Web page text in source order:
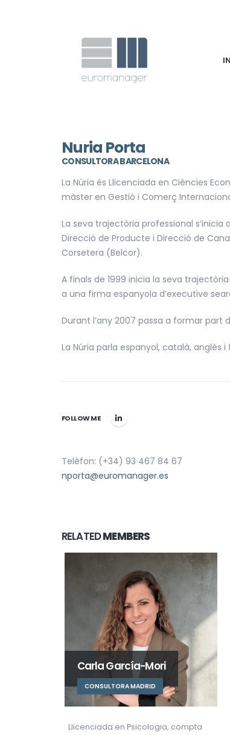
Nuria Porta
CONSULTORA BARCELONA
La Núria és Llicenciada en Ciències
màster en Gestió i Comerç
La seva trajectòria professional
Direcció de Producte i Direcció de
Corsetera (Belcor).
A finals de 1999 inicia la seva
a una firma espanyola d’executive
Durant l’any 2007 passa a formar part
La Núria parla espanyol, català, anglès
FOLLOW ME
Telèfon: (+34) 93 467 84 67
nporta@euromanager.es
RELATEDMEMBERS
Inés Jáuregui
CONSULTORA MADRID
Llicenciada en Administració i